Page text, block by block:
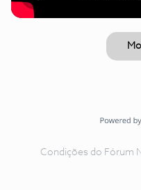
Condições do Fórum